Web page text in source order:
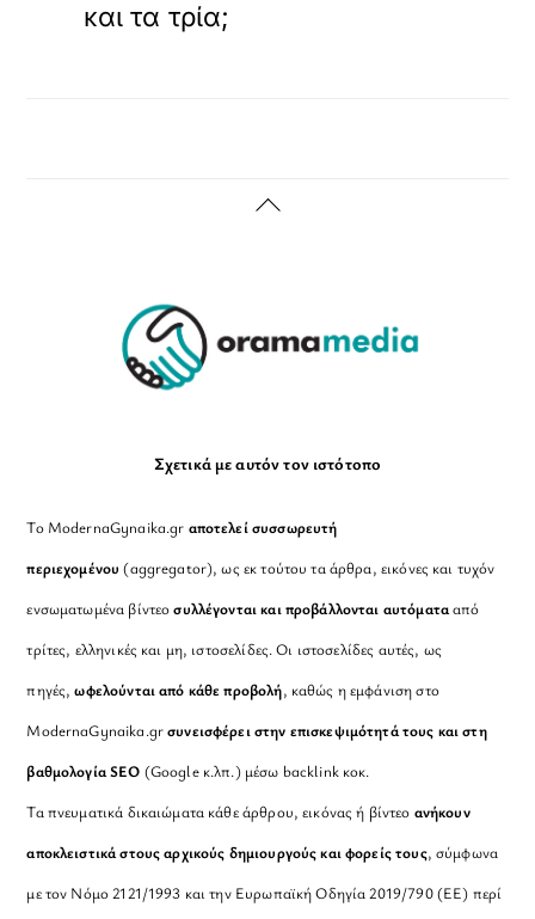
και τα τρία;
Back
Σχετικά με αυτόν τον ιστότοπο
Το ModernaGynaika.gr αποτελεί συσσωρευτή
περιεχομένου (aggregator), ως εκ τούτου τα άρθρα, εικόνες και τυχόν
ενσωματωμένα βίντεοσυλλέγονται και προβάλλονται αυτόματααπό
τρίτες, ελληνικές και μη, ιστοσελίδες. Οι ιστοσελίδες αυτές, ως
πηγές,ωφελούνται από κάθε προβολή, καθώς η εμφάνιση στο
ModernaGynaika.grσυνεισφέρει στην επισκεψιμότητά τους και στη
βαθμολογία SEO (Google κ.λπ.) μέσω backlink κοκ.
Τα πνευματικά δικαιώματα κάθε άρθρου, εικόνας ή βίντεο ανήκουν
αποκλειστικά στους αρχικούς δημιουργούς και φορείς τους, σύμφωνα
με τον Νόμο 2121/1993 και την Ευρωπαϊκή Οδηγία 2019/790 (ΕΕ) περί